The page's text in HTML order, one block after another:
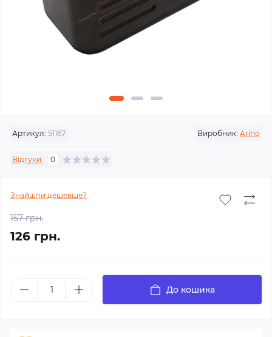
Артикул: 51167 Виробник: Arino
Відгуки: 0
Знайшли дешевше?
157 грн.
126 грн.
До кошика